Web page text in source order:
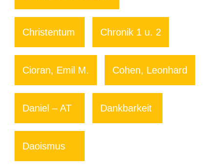
Christentum Chronik 1 u. 2
Cioran, Emil M. Cohen, Leonhard
Daniel – AT Dankbarkeit
Daoismus